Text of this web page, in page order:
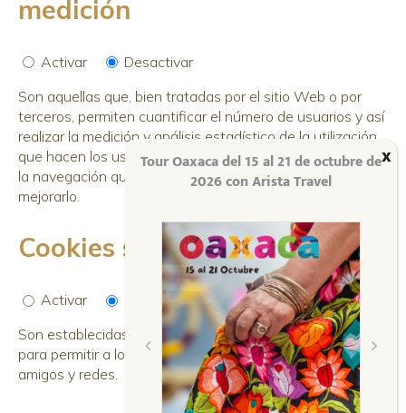
medición
Activar
Desactivar
Son aquellas que, bien tratadas por el sitio Web o por
terceros, permiten cuantificar el número de usuarios y así
realizar la medición y análisis estadístico de la utilización
que hacen los usuarios del sitio Web. Para ello se analiza
la navegación que realizas en este sitio Web con el fin de
mejorarlo.
Cookies sociales
Activar
Desactivar
Son establecidas por las plataformas de redes sociales
para permitir a los usuarios compartir contenido con sus
amigos y redes.
Tour Oaxaca del 15 al 21 de octubre de
2026 con Arista Travel